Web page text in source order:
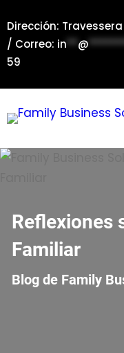
al
contenido
Dirección:
/ Correo: in**@
59
Reflexiones
Familiar
Blog de Family